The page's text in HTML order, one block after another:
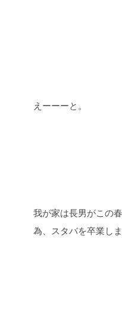
えーーーと。
我が家は長男がこの
為、スタバを卒業し